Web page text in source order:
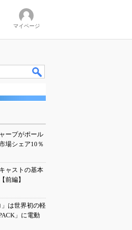
マイページ
ープがポール
場シェア10％
ャストの基本
前編】
は世界初の軽
」に電動